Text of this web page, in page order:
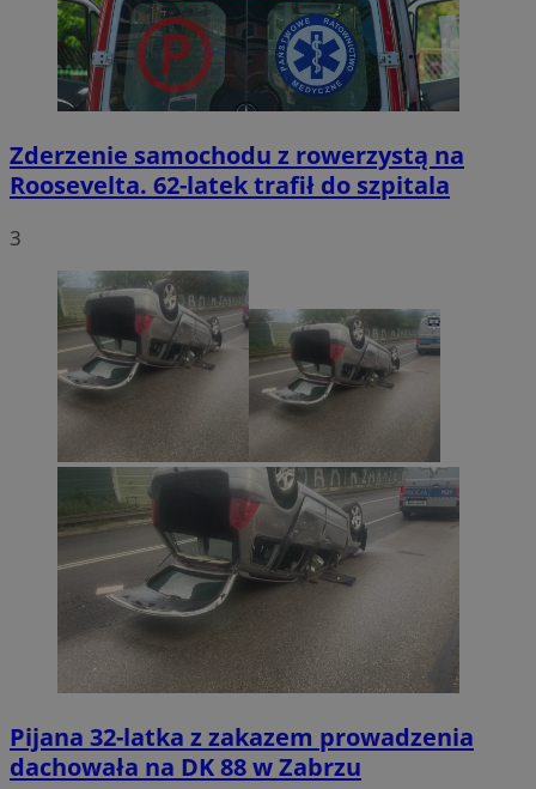
Zderzenie samochodu z rowerzystą na
Roosevelta. 62-latek trafił do szpitala
3
Pijana 32-latka z zakazem prowadzenia
dachowała na DK 88 w Zabrzu